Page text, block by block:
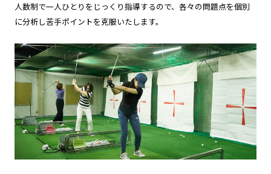
人数制で一人ひとりをじっくり指導するので、各々の問題点を個別
に分析し苦手ポイントを克服いたします。